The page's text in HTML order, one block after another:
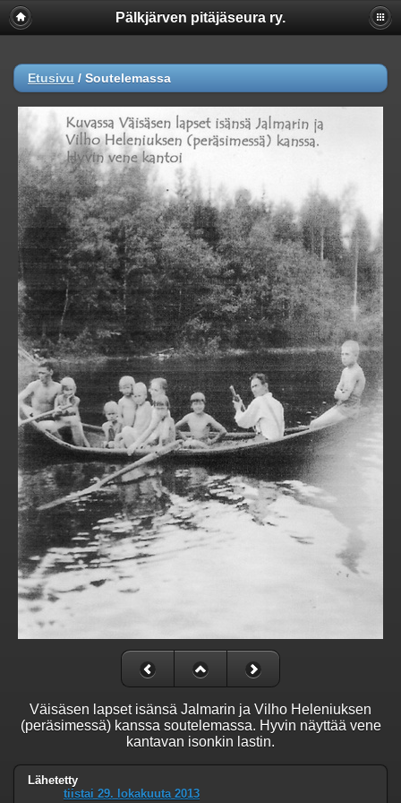
Pälkjärven pitäjäseura ry.
Etusivu / Soutelemassa
Väisäsen lapset isänsä Jalmarin ja Vilho Heleniuksen
(peräsimessä) kanssa soutelemassa. Hyvin näyttää vene
kantavan isonkin lastin.
Lähetetty
tiistai 29. lokakuuta 2013